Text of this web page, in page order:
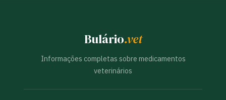
Bulário.vet
Informações completas sobre medicamentos
veterinários